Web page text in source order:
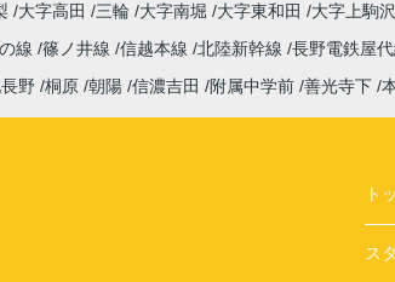
大字高田 三輪 大字南堀 大字東和田 大字上駒沢
線 篠ノ井線 信越本線 北陸新幹線 長野電鉄屋
野 桐原 朝陽 信濃吉田 附属中学前 善光寺下
ト
ス